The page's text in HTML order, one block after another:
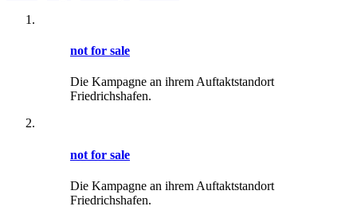
not for sale
Die Kampagne an ihrem Auftaktstandort
Friedrichshafen.
not for sale
Die Kampagne an ihrem Auftaktstandort
Friedrichshafen.